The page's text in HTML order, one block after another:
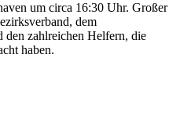
um circa 16:30 Uhr. Großer
dem
den zahlreichen Helfern, die
haben.